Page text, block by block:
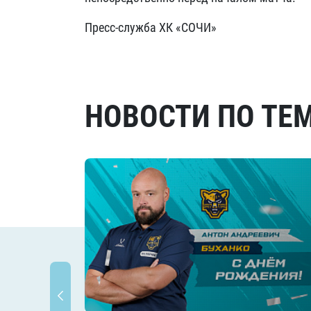
Пресс-служба ХК «СОЧИ»
НОВОСТИ ПО